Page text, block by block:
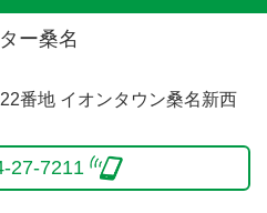
ー桑名
番地 イオンタウン桑名新西
27-7211